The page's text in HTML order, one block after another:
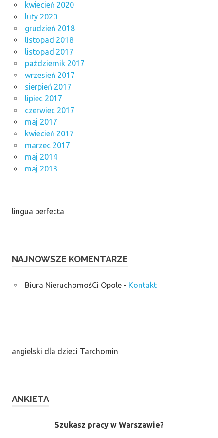
kwiecień 2020
luty 2020
grudzień 2018
listopad 2018
listopad 2017
październik 2017
wrzesień 2017
sierpień 2017
lipiec 2017
czerwiec 2017
maj 2017
kwiecień 2017
marzec 2017
maj 2014
maj 2013
lingua perfecta
NAJNOWSZE KOMENTARZE
Biura NieruchomośCi Opole- Kontakt
angielski dla dzieci Tarchomin
ANKIETA
Szukasz pracy w Warszawie?